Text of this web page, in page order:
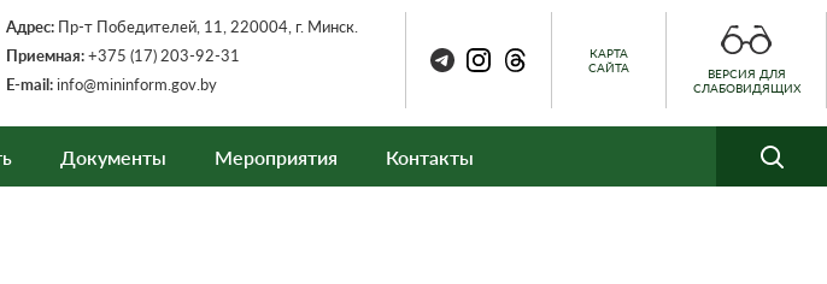
Адрес: Пр-т Победителей, 11, 220004, г. Минск.
Приемная:+375 (17) 203-92-31
E-mail:info@mininform.gov.by
КАРТА
САЙТА
ВЕРСИЯ ДЛЯ
СЛАБОВИДЯЩИХ
Документы Мероприятия Контакты